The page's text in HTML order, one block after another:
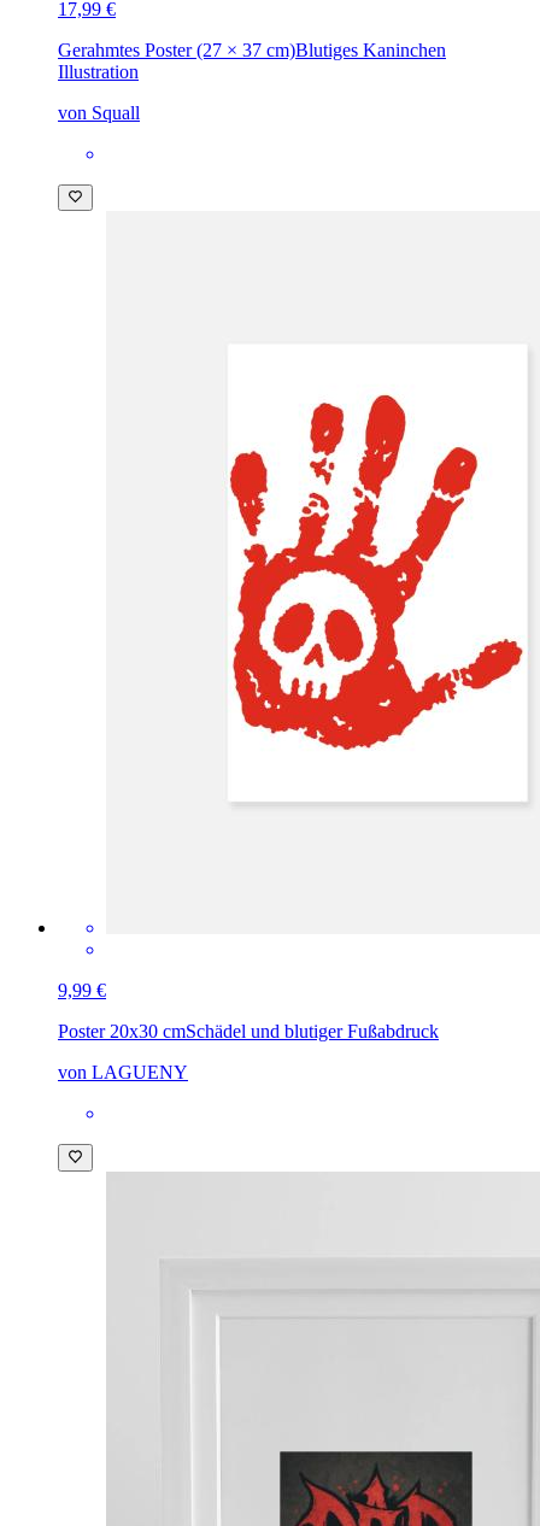
17,99 €
Gerahmtes Poster (27 × 37 cm)Blutiges Kaninchen
Illustration
von Squall
9,99 €
Poster 20x30 cmSchädel und blutiger Fußabdruck
von LAGUENY